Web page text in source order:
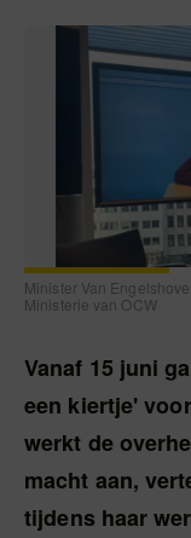
Minister Van
Ministerie van OCW
Vanaf 15 juni
een kiertje'
werkt de
macht aan,
tijdens haar